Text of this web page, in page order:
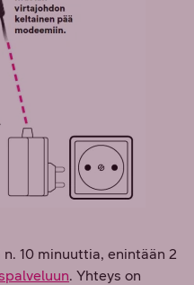
10 minuuttia, enintään 2
. Yhteys on